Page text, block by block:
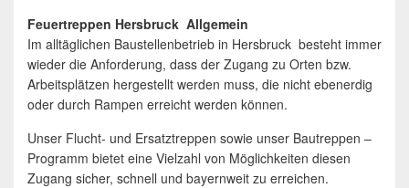
Feuertreppen Hersbruck Allgemein
Im alltäglichen Baustellenbetrieb in Hersbruck besteht immer
wieder die Anforderung, dass der Zugang zu Orten bzw.
Arbeitsplätzen hergestellt werden muss, die nicht ebenerdig
oder durch Rampen erreicht werden können.
Unser Flucht- und Ersatztreppen sowie unser Bautreppen –
Programm bietet eine Vielzahl von Möglichkeiten diesen
Zugang sicher, schnell und bayernweit zu erreichen.